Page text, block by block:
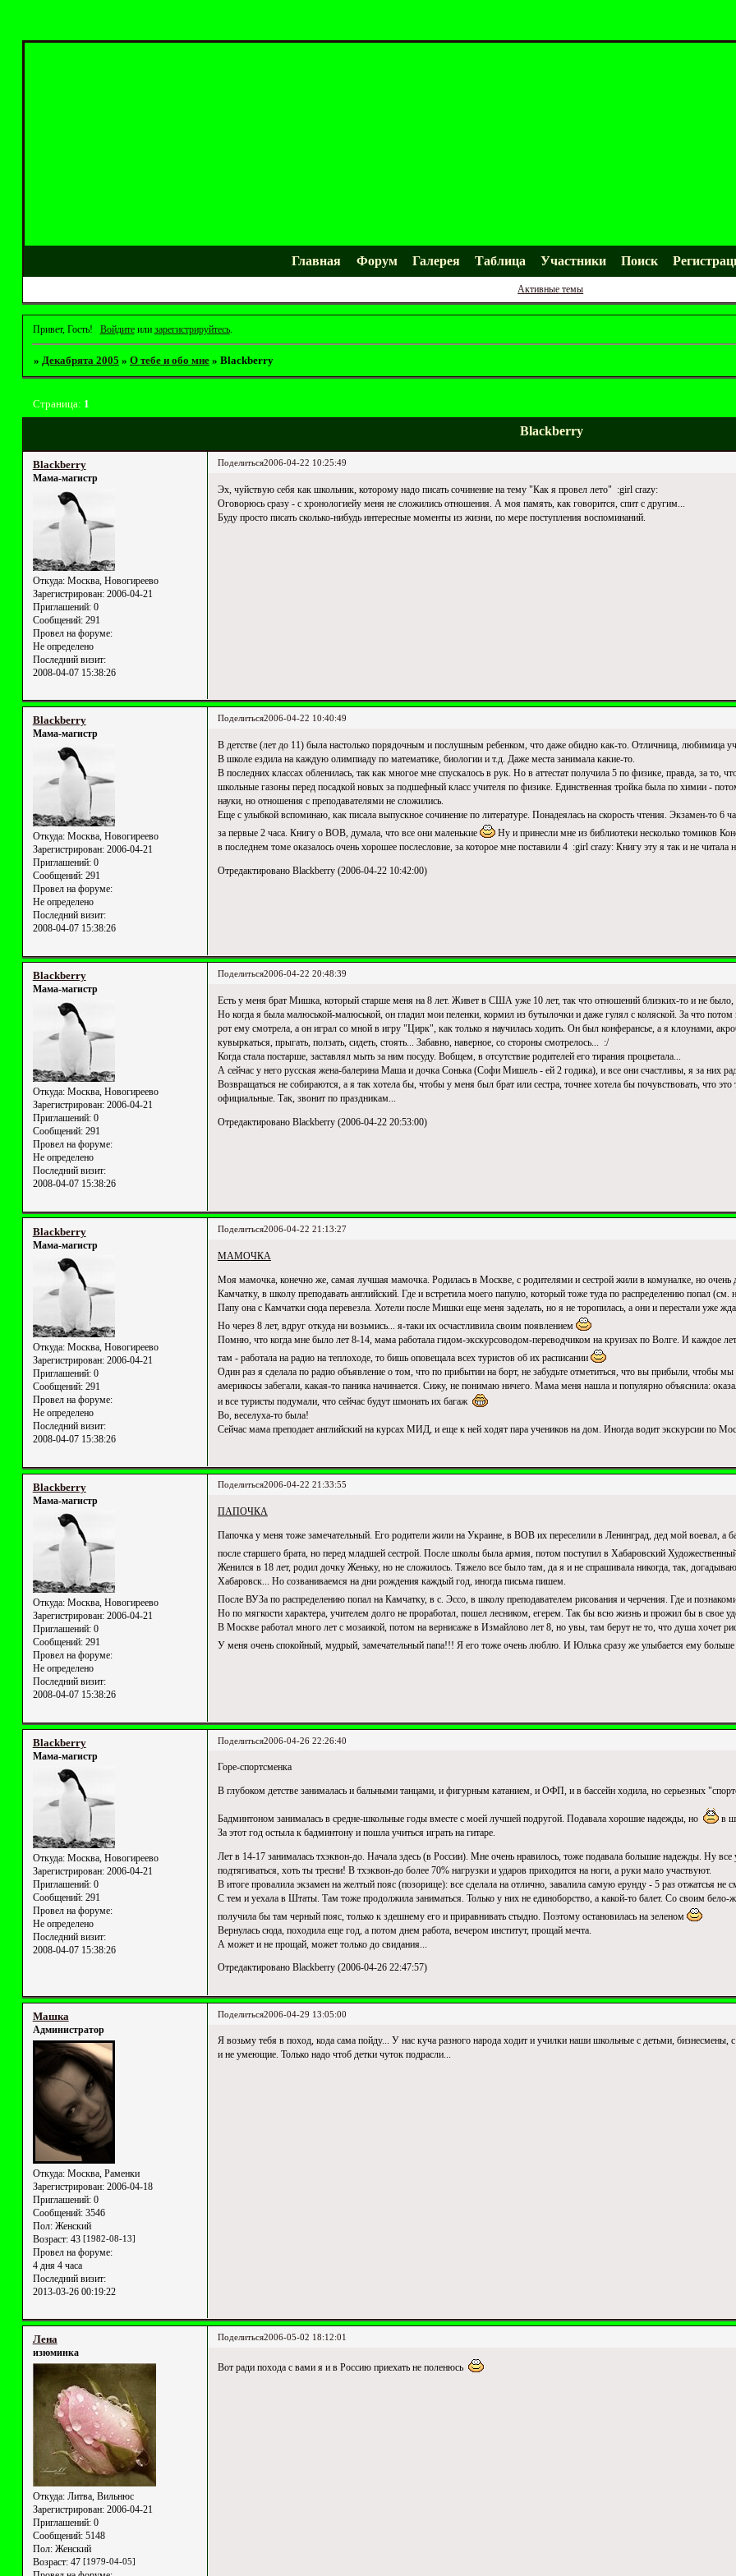
Главная Форум Галерея Таблица Участники Поиск
Активные темы
Привет, Гость! Войдитеили зарегистрируйтесь.
» Декабрята 2005 » О тебе и обо мне » Blackberry
Blackberry
Страница: 1
Поделиться2006-04-22 10:25:49
Blackberry
Мама-магистр
Откуда:Москва, Новогиреево
Зарегистрирован: 2006-04-21
Приглашений:0
Сообщений:291
Провел на форуме:
Не определено
Последний визит:
2008-04-07 15:38:26
Эх, чуйствую себя как школьник, которому надо писать сочинение на тему "Как я провел лето" :girl crazy:
Оговорюсь сразу - с хронологиейу меня не сложились отношения. А моя память, как говорится, спит с другим...
Буду просто писать сколько-нибудь интересные моменты из жизни, по мере поступления воспоминаний.
Поделиться2006-04-22 10:40:49
Blackberry
Мама-магистр
Откуда:Москва, Новогиреево
Зарегистрирован: 2006-04-21
Приглашений:0
Сообщений:291
Провел на форуме:
Не определено
Последний визит:
2008-04-07 15:38:26
В детстве (лет до 11) была настолько порядочным и послушным ребенком, что даже обидно как-то. Отличница, любимица
В школе ездила на каждую олимпиаду по математике, биологии и т.д. Даже места занимала какие-то.
В последних классах обленилась, так как многое мне спускалось в рук. Но в аттестат получила 5 по физике, правда, за то,
школьные газоны перед посадкой новых за подшефный класс учителя по физике. Единственная тройка была по химии -
науки, но отношения с преподавателями не сложились.
Еще с улыбкой вспоминаю, как писала выпускное сочинение по литературе. Понадеялась на скорость чтения. Экзамен-то 6
за первые 2 часа. Книгу о ВОВ, думала, что все они маленькие
Ну и принесли мне из библиотеки несколько томиков
в последнем томе оказалось очень хорошее послесловие, за которое мне поставили 4 :girl crazy: Книгу эту я так и не читала
Отредактировано Blackberry (2006-04-22 10:42:00)
Поделиться2006-04-22 20:48:39
Blackberry
Мама-магистр
Откуда:Москва, Новогиреево
Зарегистрирован: 2006-04-21
Приглашений:0
Сообщений:291
Провел на форуме:
Не определено
Последний визит:
2008-04-07 15:38:26
Есть у меня брат Мишка, который старше меня на 8 лет. Живет в США уже 10 лет, так что отношений близких-то и не было,
Но когда я была малюськой-малюськой, он гладил мои пеленки, кормил из бутылочки и даже гулял с коляской. За что
рот ему смотрела, а он играл со мной в игру "Цирк", как только я научилась ходить. Он был конферансье, а я клоунами,
кувыркаться, прыгать, ползать, сидеть, стоять... Забавно, наверное, со стороны смотрелось... :/
Когда стала постарше, заставлял мыть за ним посуду. Вобщем, в отсутствие родителей его тирания процветала...
А сейчас у него русская жена-балерина Маша и дочка Сонька (Софи Мишель - ей 2 годика), и все они счастливы, я за них
Возвращаться не собираются, а я так хотела бы, чтобы у меня был брат или сестра, точнее хотела бы почувствовать, что
официальные. Так, звонит по праздникам...
Отредактировано Blackberry (2006-04-22 20:53:00)
Поделиться2006-04-22 21:13:27
Blackberry
Мама-магистр
Откуда:Москва, Новогиреево
Зарегистрирован: 2006-04-21
Приглашений:0
Сообщений:291
Провел на форуме:
Не определено
Последний визит:
2008-04-07 15:38:26
МАМОЧКА
Моя мамочка, конечно же, самая лучшая мамочка. Родилась в Москве, с родителями и сестрой жили в комуналке, но очень
Камчатку, в школу преподавать английский. Где и встретила моего папулю, который тоже туда по распределению попал
Папу она с Камчатки сюда перевезла. Хотели после Мишки еще меня заделать, но я не торопилась, а они и перестали уже
Но через 8 лет, вдруг откуда ни возьмись... я-таки их осчастливила своим появлением
Помню, что когда мне было лет 8-14, мама работала гидом-экскурсоводом-переводчиком на круизах по Волге. И каждое
там - работала на радио на теплоходе, то бишь оповещала всех туристов об их расписании
Один раз я сделала по радио объявление о том, что по прибытии на борт, не забудьте отметиться, что вы прибыли, чтобы
америкосы забегали, какая-то паника начинается. Сижу, не понимаю ничего. Мама меня нашла и популярно объяснила:
и все туристы подумали, что сейчас будут шмонать их багаж
Во, веселуха-то была!
Сейчас мама преподает английский на курсах МИД, и еще к ней ходят пара учеников на дом. Иногда водит экскурсии по
Поделиться2006-04-22 21:33:55
Blackberry
Мама-магистр
Откуда:Москва, Новогиреево
Зарегистрирован: 2006-04-21
Приглашений:0
Сообщений:291
Провел на форуме:
Не определено
Последний визит:
2008-04-07 15:38:26
ПАПОЧКА
Папочка у меня тоже замечательный. Его родители жили на Украине, в ВОВ их переселили в Ленинград, дед мой воевал, а
после старшего брата, но перед младшей сестрой. После школы была армия, потом поступил в Хабаровский
Женился в 18 лет, родил дочку Женьку, но не сложилось. Тяжело все было там, да я и не спрашивала никогда, так,
Хабаровск... Но созваниваемся на дни рождения каждый год, иногда письма пишем.
После ВУЗа по распределению попал на Камчатку, в с. Эссо, в школу преподавателем рисования и черчения. Где и
Но по мягкости характера, учителем долго не проработал, пошел лесником, егерем. Так бы всю жизнь и прожил бы в свое
В Москве работал много лет с мозаикой, потом на вернисаже в Измайлово лет 8, но увы, там берут не то, что душа хочет
У меня очень спокойный, мудрый, замечательный папа!!! Я его тоже очень люблю. И Юлька сразу же улыбается ему
Поделиться2006-04-26 22:26:40
Blackberry
Мама-магистр
Откуда:Москва, Новогиреево
Зарегистрирован: 2006-04-21
Приглашений:0
Сообщений:291
Провел на форуме:
Не определено
Последний визит:
2008-04-07 15:38:26
Горе-спортсменка
В глубоком детстве занималась и бальными танцами, и фигурным катанием, и ОФП, и в бассейн ходила, но серьезных
Бадминтоном занималась в средне-школьные годы вместе с моей лучшей подругой. Подавала хорошие надежды, но
в
За этот год остыла к бадминтону и пошла учиться играть на гитаре.
Лет в 14-17 занималась тхэквон-до. Начала здесь (в России). Мне очень нравилось, тоже подавала большие надежды. Ну
подтягиваться, хоть ты тресни! В тхэквон-до более 70% нагрузки и ударов приходится на ноги, а руки мало участвуют.
В итоге провалила экзамен на желтый пояс (позорище): все сделала на отлично, завалила самую ерунду - 5 раз отжатсья не
С тем и уехала в Штаты. Там тоже продолжила заниматься. Только у них не единоборство, а какой-то балет. Со своим
получила бы там черный пояс, только к здешнему его и приравнивать стыдно. Поэтому остановилась на зеленом
Вернулась сюда, походила еще год, а потом днем работа, вечером институт, прощай мечта.
А может и не прощай, может только до свидания...
Отредактировано Blackberry (2006-04-26 22:47:57)
Поделиться2006-04-29 13:05:00
Машка
Администратор
Откуда:Москва, Раменки
Зарегистрирован: 2006-04-18
Приглашений:0
Сообщений:3546
Пол:Женский
Возраст:43 [1982-08-13]
Провел на форуме:
4 дня 4 часа
Последний визит:
2013-03-26 00:19:22
Я возьму тебя в поход, кода сама пойду... У нас куча разного народа ходит и училки наши школьные с детьми, бизнесмены,
и не умеющие. Только надо чтоб детки чуток подрасли...
Поделиться2006-05-02 18:12:01
Лена
изюминка
Откуда:Литва, Вильнюс
Зарегистрирован: 2006-04-21
Приглашений:0
Сообщений:5148
Пол:Женский
Возраст:47 [1979-04-05]
Вот ради похода с вами я и в Россию приехать не поленюсь